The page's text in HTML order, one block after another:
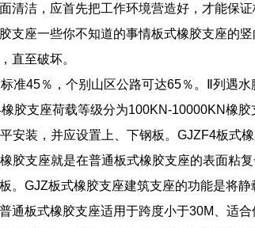
清洁，应首先把工作环境营造好，才能保证
支座一些你不知道的事情板式橡胶支座的
直至破坏。
准45％，个别山区公路可达65％。Ⅱ列遇
胶支座荷载等级分为100KN-10000KN橡
安装，并应设置上、下钢板。GJZF4板式
胶支座就是在普通板式橡胶支座的表面粘
。GJZ板式橡胶支座建筑支座的功能是将
通板式橡胶支座适用于跨度小于30M、适